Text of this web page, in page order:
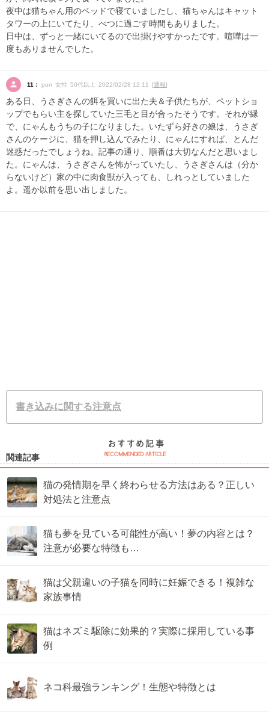
夜中は猫ちゃん用のベッドで寝ていましたし、猫ちゃんはキャット
タワーの上にいてたり、べつに過ごす時間もありました。
日中は、ずっと一緒にいてるので出掛けやすかったです。喧嘩は一
度もありませんでした。
11： pon 女性 50代以上 2022/02/28 12:11 [通報]
ある日、うさぎさんの餌を買いに出た夫＆子供たちが、ペットショ
ップでもらい主を探していた三毛と目が合ったそうです。それが縁
で、にゃんもうちの子になりました。いたずら好きの娘は、うさぎ
さんのケージに、猫を押し込んでみたり、にゃんにすれば、とんだ
迷惑だったでしょうね。記事の通り、順番は大切なんだと思いまし
た。にゃんは、うさぎさんを怖がっていたし、うさぎさんは（分か
らないけど）家の中に肉食獣が入っても、しれっとしていました
よ。遥か以前を思い出しました。
書き込みに関する注意点
関連記事
猫の発情期を早く終わらせる方法はある？正しい
対処法と注意点
猫も夢を見ている可能性が高い！夢の内容とは？
注意が必要な特徴も…
猫は父親違いの子猫を同時に妊娠できる！複雑な
家族事情
猫はネズミ駆除に効果的？実際に採用している事
例
ネコ科最強ランキング！生態や特徴とは